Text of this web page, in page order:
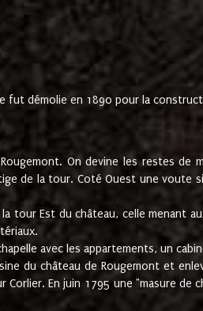
fut démolie en 1890 pour la
On devine les restes de
de la tour. Coté Ouest une voute
tour Est du château, celle menant
avec les appartements, un
du château de Rougemont et
En juin 1795 une "masure de